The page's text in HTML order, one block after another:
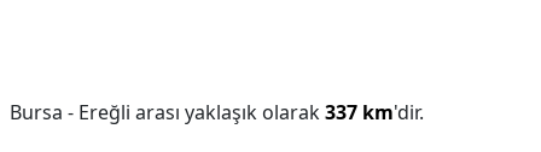
Bursa - Ereğli arası yaklaşık olarak337 km'dir.